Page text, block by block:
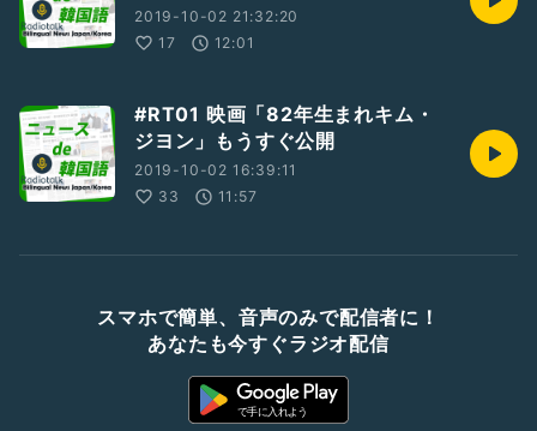
2019-10-02 21:32:20
17
12:01
#RT01 映画「82年生まれキム・
ジヨン」もうすぐ公開
2019-10-02 16:39:11
33
11:57
スマホで簡単、音声のみで配信者に！
あなたも今すぐラジオ配信